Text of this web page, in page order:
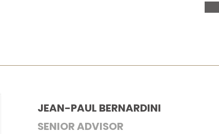
JEAN-PAUL BERNARDINI
SENIOR ADVISOR